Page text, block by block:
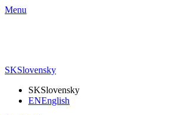
Menu
SKSlovensky
SKSlovensky
ENEnglish